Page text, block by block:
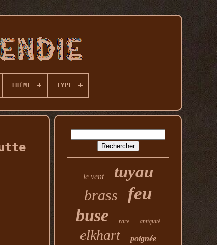
THÈME TYPE
le vent tuyau
brass feu
buse rare antiquité
elkhart poignée